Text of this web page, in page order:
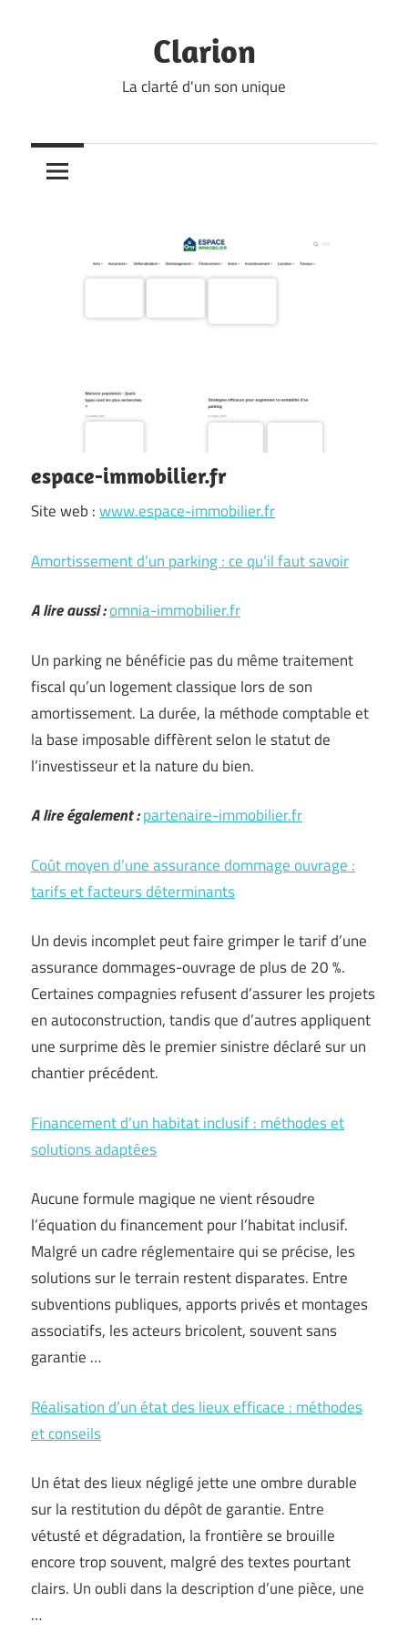
Clarion
La clarté d'un son unique
espace-immobilier.fr
Site web :www.espace-immobilier.fr
Amortissement d’un parking : ce qu’il faut savoir
A lire aussi :omnia-immobilier.fr
Un parking ne bénéficie pas du même traitement
fiscal qu’un logement classique lors de son
amortissement. La durée, la méthode comptable et
la base imposable diffèrent selon le statut de
l’investisseur et la nature du bien.
A lire également :partenaire-immobilier.fr
Coût moyen d’une assurance dommage ouvrage :
tarifs et facteurs déterminants
Un devis incomplet peut faire grimper le tarif d’une
assurance dommages-ouvrage de plus de 20 %.
Certaines compagnies refusent d’assurer les projets
en autoconstruction, tandis que d’autres appliquent
une surprime dès le premier sinistre déclaré sur un
chantier précédent.
Financement d’un habitat inclusif : méthodes et
solutions adaptées
Aucune formule magique ne vient résoudre
l’équation du financement pour l’habitat inclusif.
Malgré un cadre réglementaire qui se précise, les
solutions sur le terrain restent disparates. Entre
subventions publiques, apports privés et montages
associatifs, les acteurs bricolent, souvent sans
garantie …
Réalisation d’un état des lieux efficace : méthodes
et conseils
Un état des lieux négligé jette une ombre durable
sur la restitution du dépôt de garantie. Entre
vétusté et dégradation, la frontière se brouille
encore trop souvent, malgré des textes pourtant
clairs. Un oubli dans la description d’une pièce, une
…